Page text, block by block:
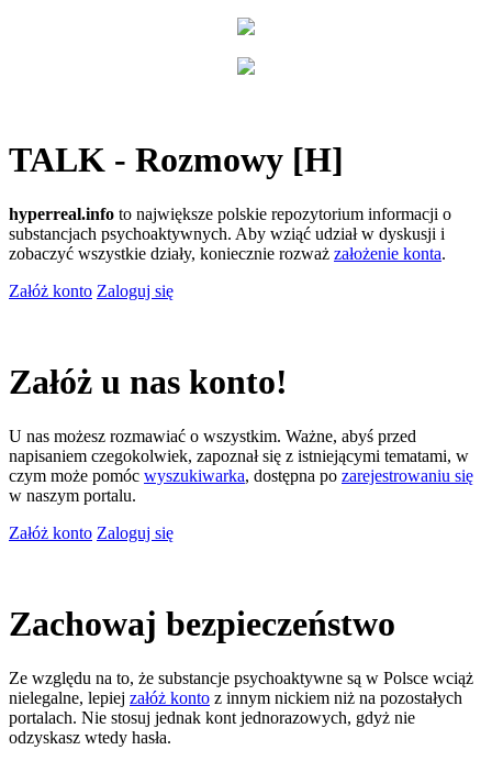
TALK - Rozmowy [H]
hyperreal.info to największe polskie repozytorium informacji o
substancjach psychoaktywnych. Aby wziąć udział w dyskusji i
zobaczyć wszystkie działy, koniecznie rozważ założenie konta.
Załóż konto Zaloguj się
Załóż u nas konto!
U nas możesz rozmawiać o wszystkim. Ważne, abyś przed
napisaniem czegokolwiek, zapoznał się z istniejącymi tematami, w
czym może pomóc wyszukiwarka, dostępna po zarejestrowaniu się
w naszym portalu.
Załóż konto Zaloguj się
Zachowaj bezpieczeństwo
Ze względu na to, że substancje psychoaktywne są w Polsce wciąż
nielegalne, lepiej załóż konto z innym nickiem niż na pozostałych
portalach. Nie stosuj jednak kont jednorazowych, gdyż nie
odzyskasz wtedy hasła.